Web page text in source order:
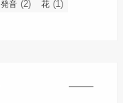
発音 (2) 花 (1)